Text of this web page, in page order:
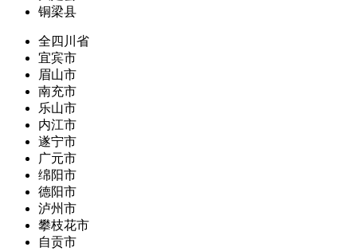
铜梁县
全四川省
宜宾市
眉山市
南充市
乐山市
内江市
遂宁市
广元市
绵阳市
德阳市
泸州市
攀枝花市
自贡市